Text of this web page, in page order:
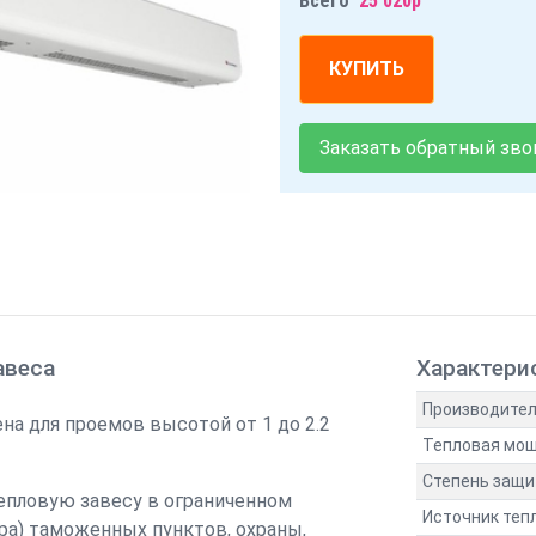
КУПИТЬ
Заказать обратный
для проемов высотой от 1 до 2.2
завесу в ограниченном
таможенных пунктов, охраны,
Тепловая
Степень
Источник